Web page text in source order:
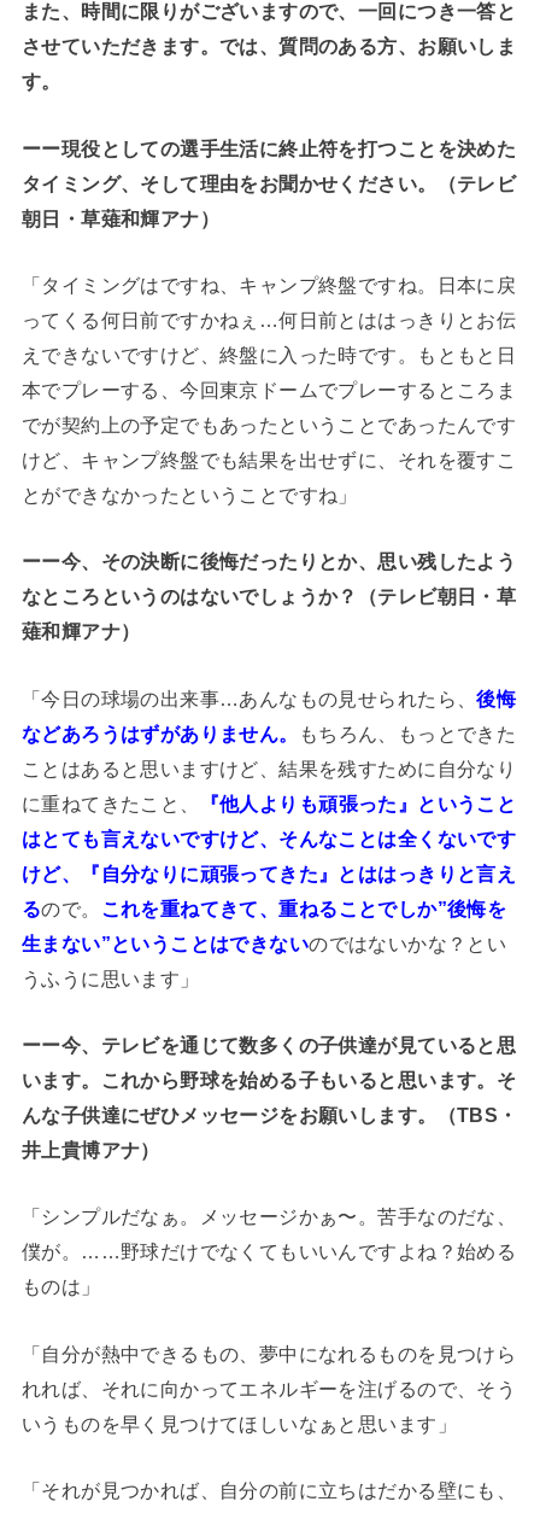
また、時間に限りがございますので、一回につき一答と
させていただきます。では、質問のある方、お願いしま
す。
ーー現役としての選手生活に終止符を打つことを決めた
タイミング、そして理由をお聞かせください。（テレビ
朝日・草薙和輝アナ）
「タイミングはですね、キャンプ終盤ですね。日本に戻
ってくる何日前ですかねぇ…何日前とははっきりとお伝
えできないですけど、終盤に入った時です。もともと日
本でプレーする、今回東京ドームでプレーするところま
でが契約上の予定でもあったということであったんです
けど、キャンプ終盤でも結果を出せずに、それを覆すこ
とができなかったということですね」
ーー今、その決断に後悔だったりとか、思い残したよう
なところというのはないでしょうか？（テレビ朝日・草
薙和輝アナ）
「今日の球場の出来事…あんなもの見せられたら、後悔
などあろうはずがありません。
もちろん、もっとできた
ことはあると思いますけど、結果を残すために自分なり
に重ねてきたこと、
『他人よりも頑張った』ということ
はとても言えないですけど、そんなことは全くないです
けど、『自分なりに頑張ってきた』とははっきりと言え
るので。
これを重ねてきて、重ねることでしか”後悔を
生まない”ということはできないのではないかな？とい
うふうに思います」
ーー今、テレビを通じて数多くの子供達が見ていると思
います。これから野球を始める子もいると思います。そ
んな子供達にぜひメッセージをお願いします。（TBS・
井上貴博アナ）
「シンプルだなぁ。メッセージかぁ〜。苦手なのだな、
僕が。……野球だけでなくてもいいんですよね？始める
ものは」
「自分が熱中できるもの、夢中になれるものを見つけら
れれば、それに向かってエネルギーを注げるので、そう
いうものを早く見つけてほしいなぁと思います」
「それが見つかれば、自分の前に立ちはだかる壁にも、